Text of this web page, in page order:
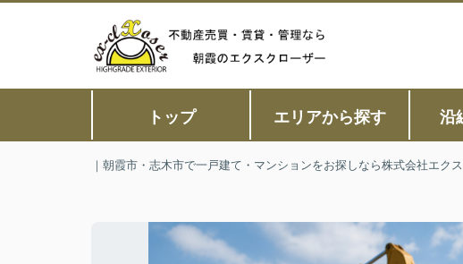
トップ エリアから探す 沿
｜朝霞市・志木市で一戸建て・マンションをお探しなら株式会社エク